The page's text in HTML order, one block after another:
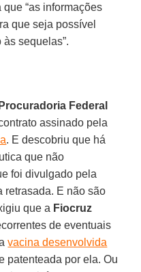
“as informações
que seja possível
sequelas”.
Procuradoria Federal
assinado pela
. E descobriu que há
que não
foi divulgado pela
retrasada. E não são
que a Fiocruz
de eventuais
vacina desenvolvida
patenteada por ela. Ou